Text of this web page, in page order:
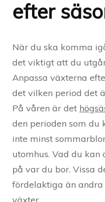
efter
När du ska komma
det viktigt att du
Anpassa växterna
det vilken period det
På våren är det
den perioden som du
inte minst
utomhus. Vad du kan
på var du bor. Vissa
fördelaktiga än